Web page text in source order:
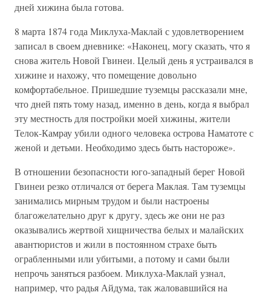
дней хижина была готова.
8 марта 1874 года Миклуха-Маклай с удовлетворением
записал в своем дневнике: «Наконец, могу сказать, что я
снова житель Новой Гвинеи. Целый день я устраивался в
хижине и нахожу, что помещение довольно
комфортабельное. Пришедшие туземцы рассказали мне,
что дней пять тому назад, именно в день, когда я выбрал
эту местность для постройки моей хижины, жители
Телок-Камрау убили одного человека острова Наматоте с
женой и детьми. Необходимо здесь быть настороже».
В отношении безопасности юго-западный берег Новой
Гвинеи резко отличался от берега Маклая. Там туземцы
занимались мирным трудом и были настроены
благожелательно друг к другу, здесь же они не раз
оказывались жертвой хищничества белых и малайских
авантюристов и жили в постоянном страхе быть
ограбленными или убитыми, а потому и сами были
непрочь заняться разбоем. Миклуха-Маклай узнал,
например, что радья Айдума, так жаловавшийся на